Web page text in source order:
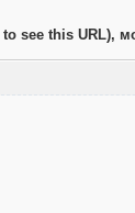
to see this URL),